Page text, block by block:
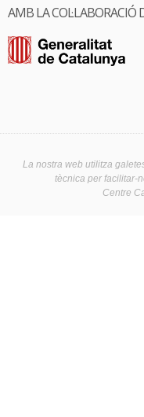
AMB LA COL·LABORACIÓ
La nostra web utilitza
tècnica per facilitar-
Centre